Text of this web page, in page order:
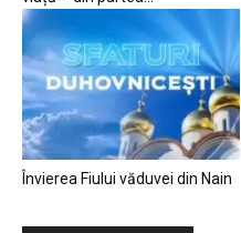
Învierea Fiului văduvei din Nain